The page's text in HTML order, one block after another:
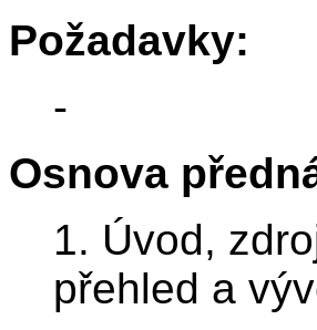
Požadavky:
-
Osnova
1. Úvod,
přehled a